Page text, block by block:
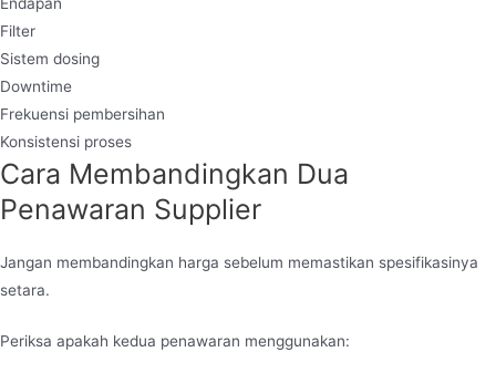
Filter
Sistem dosing
Downtime
Frekuensi pembersihan
Konsistensi proses
Cara Membandingkan Dua
Penawaran Supplier
Jangan membandingkan harga sebelum memastikan spesifikasinya
setara.
Periksa apakah kedua penawaran menggunakan: